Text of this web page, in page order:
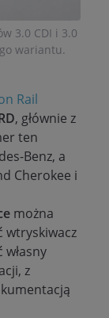
3.0 CDI i 3.0
wariantu.
Rail
, głównie z
ten
Benz, a
Cherokee i
można
wtryskiwacz
z